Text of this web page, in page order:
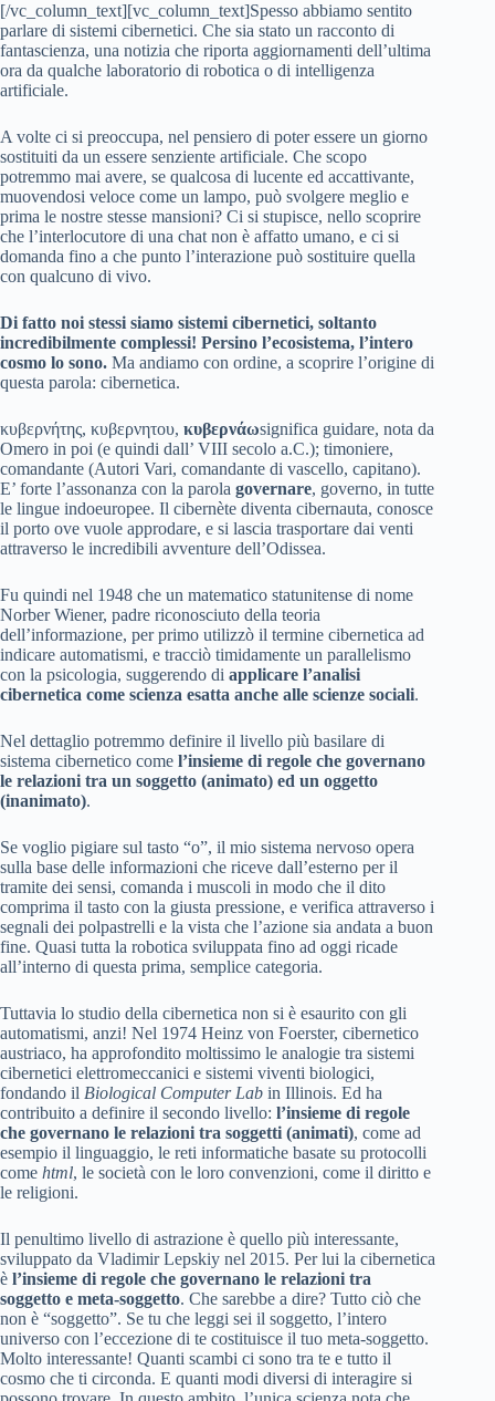
[/vc_column_text][vc_column_text]Spesso abbiamo sentito
parlare di sistemi cibernetici. Che sia stato un racconto di
fantascienza, una notizia che riporta aggiornamenti dell’ultima
ora da qualche laboratorio di robotica o di intelligenza
artificiale.
A volte ci si preoccupa, nel pensiero di poter essere un giorno
sostituiti da un essere senziente artificiale. Che scopo
potremmo mai avere, se qualcosa di lucente ed accattivante,
muovendosi veloce come un lampo, può svolgere meglio e
prima le nostre stesse mansioni? Ci si stupisce, nello scoprire
che l’interlocutore di una chat non è affatto umano, e ci si
domanda fino a che punto l’interazione può sostituire quella
con qualcuno di vivo.
Di fatto noi stessi siamo sistemi cibernetici, soltanto
incredibilmente complessi! Persino l’ecosistema, l’intero
cosmo lo sono. Ma andiamo con ordine, a scoprire l’origine di
questa parola: cibernetica.
κυβερνήτης, κυβερνητου, κυβερνάωsignifica guidare, nota da
Omero in poi (e quindi dall’ VIII secolo a.C.); timoniere,
comandante (Autori Vari, comandante di vascello, capitano).
E’ forte l’assonanza con la parola governare, governo, in tutte
le lingue indoeuropee. Il cibernète diventa cibernauta, conosce
il porto ove vuole approdare, e si lascia trasportare dai venti
attraverso le incredibili avventure dell’Odissea.
Fu quindi nel 1948 che un matematico statunitense di nome
Norber Wiener, padre riconosciuto della teoria
dell’informazione, per primo utilizzò il termine cibernetica ad
indicare automatismi, e tracciò timidamente un parallelismo
con la psicologia, suggerendo di applicare l’analisi
cibernetica come scienza esatta anche alle scienze sociali.
Nel dettaglio potremmo definire il livello più basilare di
sistema cibernetico come l’insieme di regole che governano
le relazioni tra un soggetto (animato) ed un oggetto
(inanimato).
Se voglio pigiare sul tasto “o”, il mio sistema nervoso opera
sulla base delle informazioni che riceve dall’esterno per il
tramite dei sensi, comanda i muscoli in modo che il dito
comprima il tasto con la giusta pressione, e verifica attraverso i
segnali dei polpastrelli e la vista che l’azione sia andata a buon
fine. Quasi tutta la robotica sviluppata fino ad oggi ricade
all’interno di questa prima, semplice categoria.
Tuttavia lo studio della cibernetica non si è esaurito con gli
automatismi, anzi! Nel 1974 Heinz von Foerster, cibernetico
austriaco, ha approfondito moltissimo le analogie tra sistemi
cibernetici elettromeccanici e sistemi viventi biologici,
fondando il Biological Computer Lab in Illinois. Ed ha
contribuito a definire il secondo livello: l’insieme di regole
che governano le relazioni tra soggetti (animati), come ad
esempio il linguaggio, le reti informatiche basate su protocolli
come html, le società con le loro convenzioni, come il diritto e
le religioni.
Il penultimo livello di astrazione è quello più interessante,
sviluppato da Vladimir Lepskiy nel 2015. Per lui la cibernetica
è l’insieme di regole che governano le relazioni tra
soggetto e meta-soggetto. Che sarebbe a dire? Tutto ciò che
non è “soggetto”. Se tu che leggi sei il soggetto, l’intero
universo con l’eccezione di te costituisce il tuo meta-soggetto.
Molto interessante! Quanti scambi ci sono tra te e tutto il
cosmo che ti circonda. E quanti modi diversi di interagire si